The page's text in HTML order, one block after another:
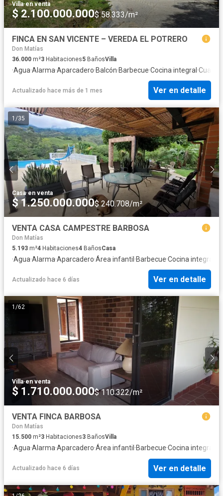
Villa·en venta
$ 2.100.000.000$ 58.333/m²
FINCA EN SAN VICENTE – VEREDA EL POTRERO
Don Matías
36.000 m²3 Habitaciones5 BañosVilla
·Agua·Alarma·Aparcadero·Balcón·Barbecue·Cocina integral ·Cuarto
Actualizado hace más de 1 mes Ver en detalle
1 /35
Casa·en venta
$ 1.250.000.000$ 240.708/m²
VENTA CASA CAMPESTRE BARBOSA
Don Matías
5.193 m²4 Habitaciones4 BañosCasa
·Agua·Alarma·Aparcadero·Área infantil ·Barbecue·Cocina integral
Actualizado hace 6 días Ver en detalle
1 /62
Villa·en venta
$ 1.710.000.000$ 110.322/m²
VENTA FINCA BARBOSA
Don Matías
15.500 m²3 Habitaciones3 BañosVilla
·Agua·Alarma·Aparcadero·Área infantil ·Barbecue·Cocina integral
Actualizado hace 6 días Ver en detalle